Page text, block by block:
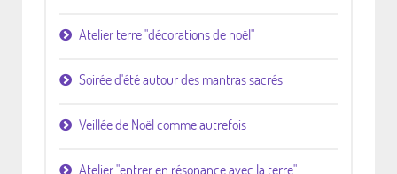
Atelier terre "décorations de noël"
Soirée d'été autour des mantras sacrés
Veillée de Noël comme autrefois
Atelier "entrer en résonance avec la terre"